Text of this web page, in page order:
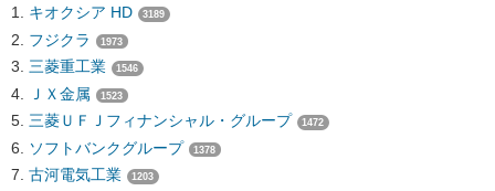
キオクシア HD 3189
フジクラ 1973
三菱重工業 1546
ＪＸ金属 1523
三菱ＵＦＪフィナンシャル・グループ 1472
ソフトバンクグループ 1378
古河電気工業 1203